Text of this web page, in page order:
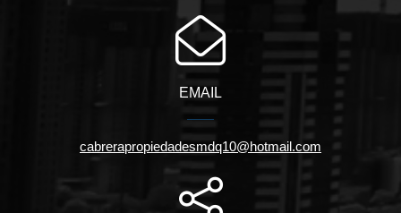
EMAIL
cabrerapropiedadesmdq10@hotmail.com